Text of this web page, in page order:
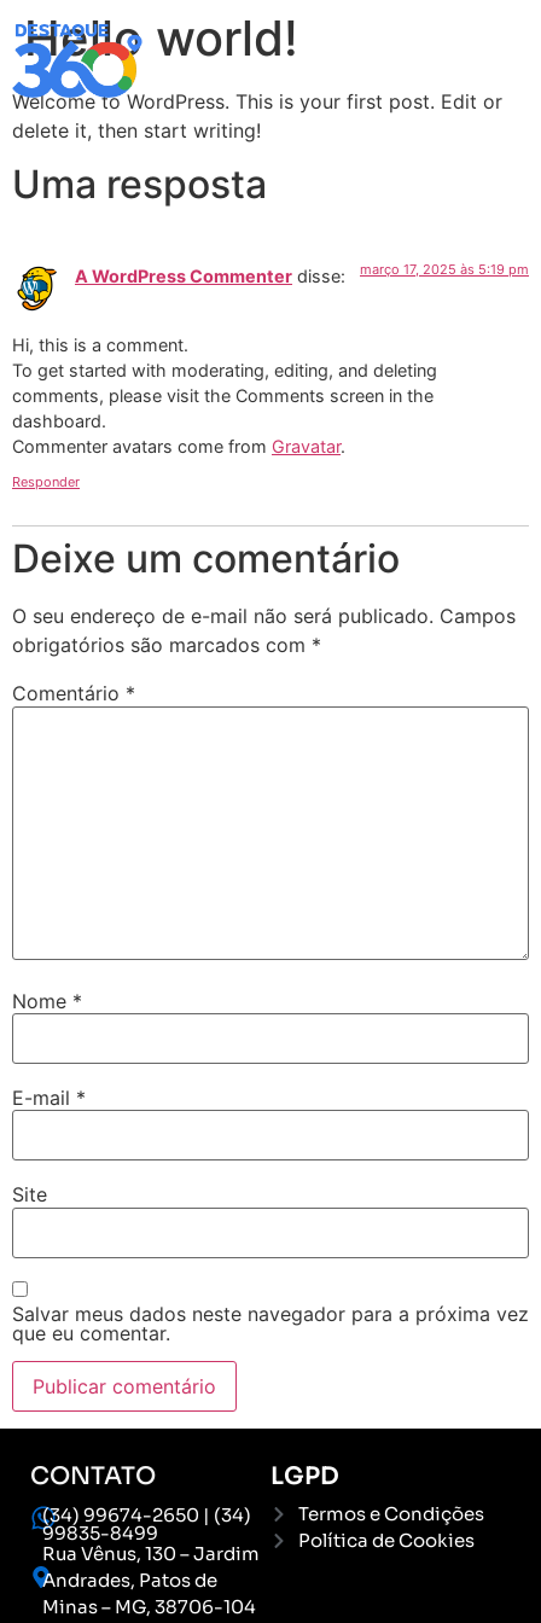
Hello world!
Welcome to WordPress. This is your first post. Edit or
delete it, then start writing!
Uma resposta
A WordPress Commenter disse: março 17, 2025 às 5:19 pm
Hi, this is a comment.
To get started with moderating, editing, and deleting
comments, please visit the Comments screen in the
dashboard.
Commenter avatars come from Gravatar.
Responder
Deixe um comentário
O seu endereço de e-mail não será publicado. Campos
obrigatórios são marcados com *
Comentário *
Nome *
E-mail *
Site
Salvar meus dados neste navegador para a próxima vez
que eu comentar.
CONTATO
(34) 99674-2650 | (34)
99835-8499
Rua Vênus, 130 – Jardim
Andrades, Patos de
Minas – MG, 38706-104
LGPD
Termos e Condições
Política de Cookies